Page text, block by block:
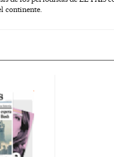
continente.